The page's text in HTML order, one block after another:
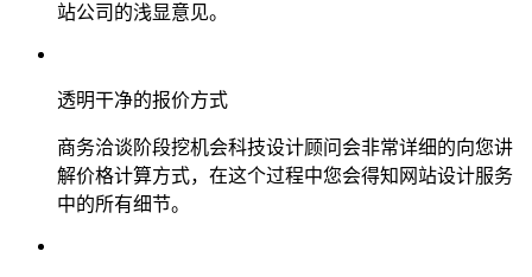
站公司的浅显意见。
透明干净的报价方式
商务洽谈阶段挖机会科技设计顾问会非常详细的向您讲
解价格计算方式，在这个过程中您会得知网站设计服务
中的所有细节。